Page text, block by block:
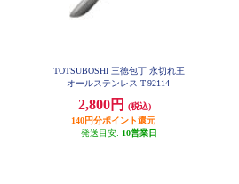
TOTSUBOSHI 三徳包丁 永切れ王
オールステンレス T-92114
2,800円
(税込)
140円分ポイント還元
発送目安: 10営業日